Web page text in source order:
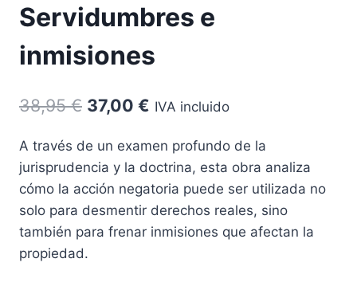
Servidumbres e
inmisiones
38,95€ El
original
era:
38,95 €.
37,00 € El
actual
es:
37,00 €.
IVA incluido
A través de un examen profundo de la
jurisprudencia y la doctrina, esta obra analiza
cómo la acción negatoria puede ser utilizada no
solo para desmentir derechos reales, sino
también para frenar inmisiones que afectan la
propiedad.